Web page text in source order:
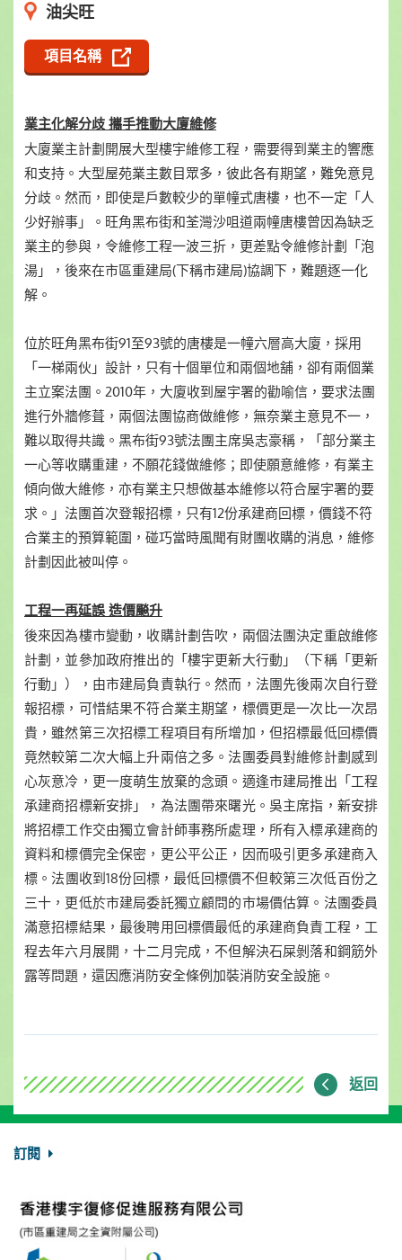
油尖旺
項目名稱
業主化解分歧 攜手推動大廈維修
大廈業主計劃開展大型樓宇維修工程，需要得到業主的響應
和支持。大型屋苑業主數目眾多，彼此各有期望，難免意見
分歧。然而，即使是戶數較少的單幢式唐樓，也不一定「人
少好辦事」。旺角黑布街和荃灣沙咀道兩幢唐樓曾因為缺乏
業主的參與，令維修工程一波三折，更差點令維修計劃「泡
湯」，後來在市區重建局(下稱市建局)協調下，難題逐一化
解。
位於旺角黑布街91至93號的唐樓是一幢六層高大廈，採用
「一梯兩伙」設計，只有十個單位和兩個地舖，卻有兩個業
主立案法團。2010年，大廈收到屋宇署的勸喻信，要求法團
進行外牆修葺，兩個法團協商做維修，無奈業主意見不一，
難以取得共識。黑布街93號法團主席吳志豪稱，「部分業主
一心等收購重建，不願花錢做維修；即使願意維修，有業主
傾向做大維修，亦有業主只想做基本維修以符合屋宇署的要
求。」法團首次登報招標，只有12份承建商回標，價錢不符
合業主的預算範圍，碰巧當時風聞有財團收購的消息，維修
計劃因此被叫停。
工程一再延誤 造價飈升
後來因為樓市變動，收購計劃告吹，兩個法團決定重啟維修
計劃，並參加政府推出的「樓宇更新大行動」（下稱「更新
行動」），由市建局負責執行。然而，法團先後兩次自行登
報招標，可惜結果不符合業主期望，標價更是一次比一次昂
貴，雖然第三次招標工程項目有所增加，但招標最低回標價
竟然較第二次大幅上升兩倍之多。法團委員對維修計劃感到
心灰意冷，更一度萌生放棄的念頭。適逢市建局推出「工程
承建商招標新安排」，為法團帶來曙光。吳主席指，新安排
將招標工作交由獨立會計師事務所處理，所有入標承建商的
資料和標價完全保密，更公平公正，因而吸引更多承建商入
標。法團收到18份回標，最低回標價不但較第三次低百份之
三十，更低於市建局委託獨立顧問的市場價估算。法團委員
滿意招標結果，最後聘用回標價最低的承建商負責工程，工
程去年六月展開，十二月完成，不但解決石屎剝落和鋼筋外
露等問題，還因應消防安全條例加裝消防安全設施。
返回
訂閱